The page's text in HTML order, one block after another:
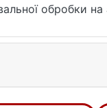
обробки на